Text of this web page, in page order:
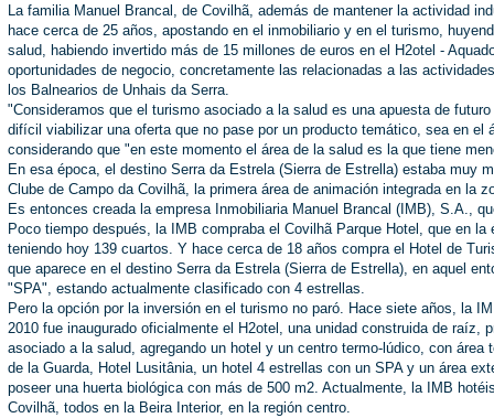
La familia Manuel Brancal, de Covilhã, además de mantener la actividad
hace cerca de 25 años, apostando en el inmobiliario y en el turismo,
salud, habiendo invertido más de 15 millones de euros en el H2otel -
oportunidades de negocio, concretamente las relacionadas a las
los Balnearios de Unhais da Serra.
"Consideramos que el turismo asociado a la salud es una apuesta de
difícil viabilizar una oferta que no pase por un producto temático, sea en
considerando que "en este momento el área de la salud es la que tiene
En esa época, el destino Serra da Estrela (Sierra de Estrella) estaba
Clube de Campo da Covilhã, la primera área de animación integrada en
Es entonces creada la empresa Inmobiliaria Manuel Brancal (IMB), S.A.,
Poco tiempo después, la IMB compraba el Covilhã Parque Hotel, que en
teniendo hoy 139 cuartos. Y hace cerca de 18 años compra el Hotel de
que aparece en el destino Serra da Estrela (Sierra de Estrella), en aquel
"SPA", estando actualmente clasificado con 4 estrellas.
Pero la opción por la inversión en el turismo no paró. Hace siete años, la
2010 fue inaugurado oficialmente el H2otel, una unidad construida de
asociado a la salud, agregando un hotel y un centro termo-lúdico, con
de la Guarda, Hotel Lusitânia, un hotel 4 estrellas con un SPA y un área
poseer una huerta biológica con más de 500 m2. Actualmente, la IMB
Covilhã, todos en la Beira Interior, en la región centro.